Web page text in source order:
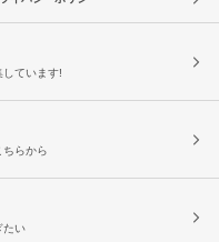
しています!
ちらから
たい